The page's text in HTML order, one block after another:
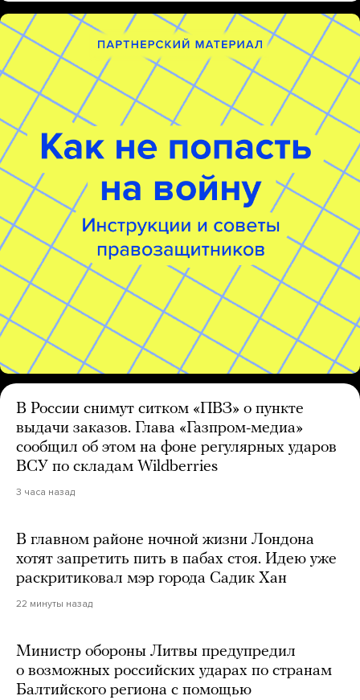
В России снимут ситком «ПВЗ» о пункте
выдачи заказов. Глава «Газпром-медиа»
сообщил об этом на фоне регулярных ударов
ВСУ по складам Wildberries
3 часа назад
В главном районе ночной жизни Лондона
хотят запретить пить в пабах стоя. Идею уже
раскритиковал мэр города Садик Хан
22 минуты назад
Министр обороны Литвы предупредил
о возможных российских ударах по странам
Балтийского региона с помощью